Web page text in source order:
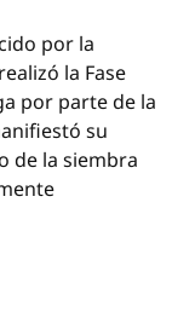
por la
la Fase
por parte de la
su
de la siembra